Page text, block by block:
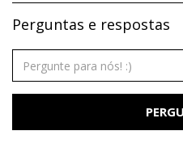
Perguntas e respostas